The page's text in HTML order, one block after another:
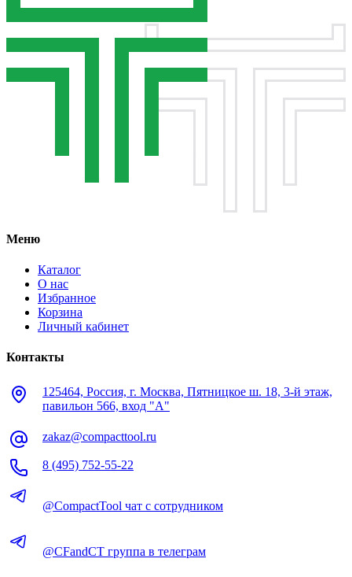
Меню
Каталог
О нас
Избранное
Корзина
Личный кабинет
Контакты
125464, Россия, г. Москва, Пятницкое ш. 18, 3-й этаж,
павильон 566, вход "А"
zakaz@compacttool.ru
8 (495) 752-55-22
@CompactTool чат с сотрудником
@CFandCT группа в телеграм